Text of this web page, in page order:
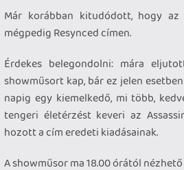
Már korábban kitudódott, hogy az
mégpedig Resynced címen.
Érdekes belegondolni: mára
showműsort kap, bár ez jelen
napig egy kiemelkedő, mi több,
tengeri életérzést keveri az
hozott a cím eredeti kiadásainak.
A showműsor ma 18.00 órától